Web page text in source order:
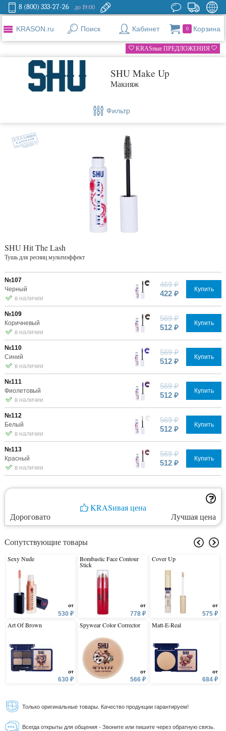
8 (800) 333-27-26 до 19:00
KRASON.ru Поиск Кабинет 0 Корзина
KRASные ПРЕДЛОЖЕНИЯ
SHU Make Up
Макияж
Фильтр
SHU Hit The Lash
Тушь для ресниц мультиэффект
№107
Черный
в наличии
469 ₽
422 ₽
Купить
№109
Коричневый
в наличии
569 ₽
512 ₽
Купить
№110
Синий
в наличии
569 ₽
512 ₽
Купить
№111
Фиолетовый
в наличии
569 ₽
512 ₽
Купить
№112
Белый
в наличии
569 ₽
512 ₽
Купить
№113
Красный
в наличии
569 ₽
512 ₽
Купить
KRASивая цена
Дороговато
Лучшая цена
Сопутствующие товары
Sexy Nude
от
530 ₽
Art Of Brown
от
630 ₽
Bombastic Face Contour
Stick
от
778 ₽
Spywear Color Corrector
от
566 ₽
Cover Up
от
575 ₽
Matt-E-Real
от
684 ₽
Только оригинальные товары. Качество продукции гарантируем!
Всегда открыты для общения - Звоните или пишите через обратную связь.